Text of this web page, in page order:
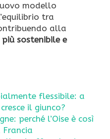
modello
tra
alla
sostenibile e
flessibile: a
il giunco?
perché l’Oise è così